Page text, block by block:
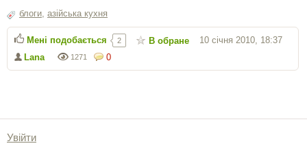
блоги, азійська кухня
0
1271
Lana
10 січня 2010, 18:37
Мені подобається 2 В обране
Увійти